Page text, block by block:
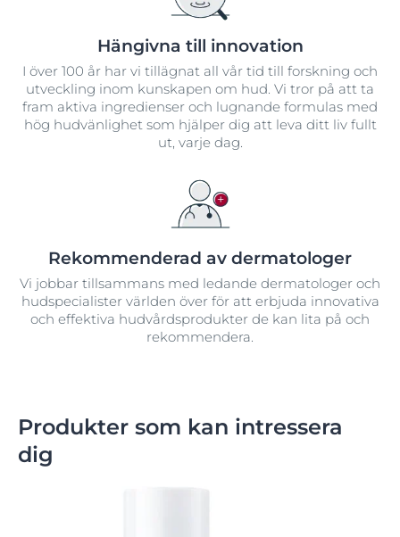
Hängivna till innovation
I över 100 år har vi tillägnat all vår tid till forskning och
utveckling inom kunskapen om hud. Vi tror på att ta
fram aktiva ingredienser och lugnande formulas med
hög hudvänlighet som hjälper dig att leva ditt liv fullt
ut, varje dag.
Rekommenderad av dermatologer
Vi jobbar tillsammans med ledande dermatologer och
hudspecialister världen över för att erbjuda innovativa
och effektiva hudvårdsprodukter de kan lita på och
rekommendera.
Produkter som kan intressera
dig